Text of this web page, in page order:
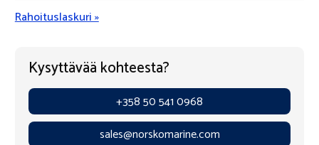
Rahoituslaskuri »
Kysyttävää kohteesta?
+358 50 541 0968
sales@norskomarine.com